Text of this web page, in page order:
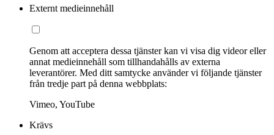
Externt medieinnehåll
Genom att acceptera dessa tjänster kan vi visa dig videor eller
annat medieinnehåll som tillhandahålls av externa
leverantörer. Med ditt samtycke använder vi följande tjänster
från tredje part på denna webbplats:
Vimeo, YouTube
Krävs